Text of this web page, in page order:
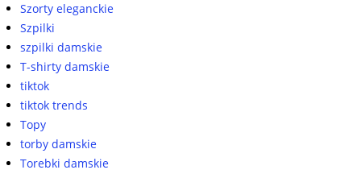
Szorty eleganckie
Szpilki
szpilki damskie
T-shirty damskie
tiktok
tiktok trends
Topy
torby damskie
Torebki damskie